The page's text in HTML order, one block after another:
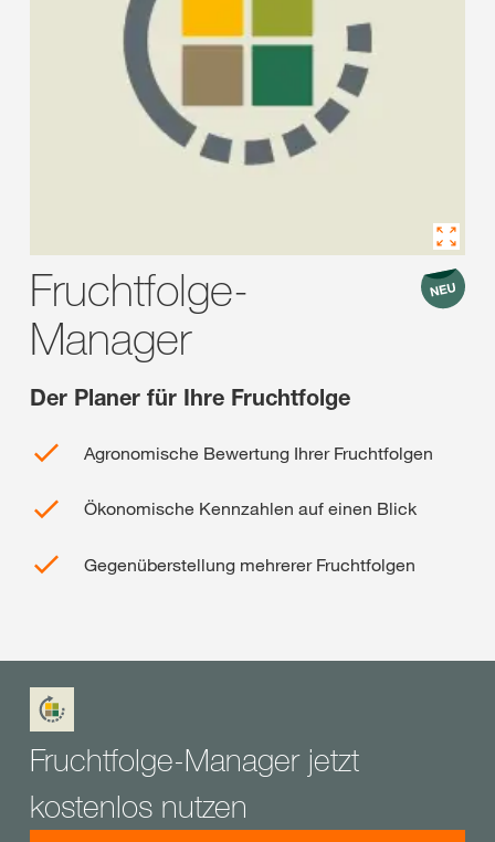
Fruchtfolge-
Manager
Der Planer für Ihre Fruchtfolge
Agronomische Bewertung Ihrer Fruchtfolgen
Ökonomische Kennzahlen auf einen Blick
Gegenüberstellung mehrerer Fruchtfolgen
Fruchtfolge-Manager jetzt
kostenlos nutzen